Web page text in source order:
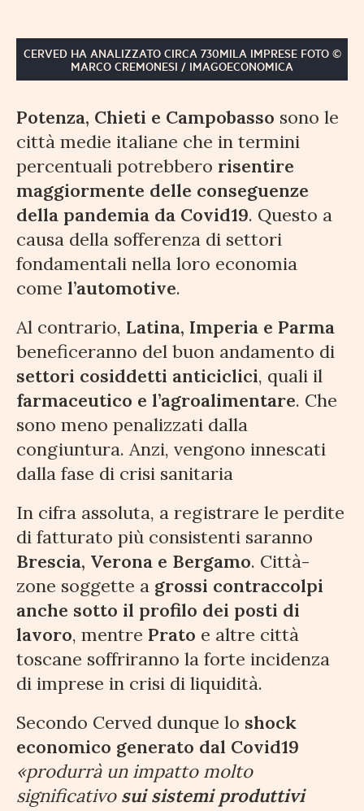
CERVED HA ANALIZZATO CIRCA 730MILA IMPRESE FOTO ©
MARCO CREMONESI / IMAGOECONOMICA
Potenza, Chieti e Campobasso sono le
città medie italiane che in termini
percentuali potrebbero risentire
maggiormente delle conseguenze
della pandemia da Covid19. Questo a
causa della sofferenza di settori
fondamentali nella loro economia
come l’automotive.
Al contrario, Latina, Imperia e Parma
beneficeranno del buon andamento di
settori cosiddetti anticiclici, quali il
farmaceutico e l’agroalimentare. Che
sono meno penalizzati dalla
congiuntura. Anzi, vengono innescati
dalla fase di crisi sanitaria
In cifra assoluta, a registrare le perdite
di fatturato più consistenti saranno
Brescia, Verona e Bergamo. Città-
zone soggette a grossi contraccolpi
anche sotto il profilo dei posti di
lavoro, mentre Prato e altre città
toscane soffriranno la forte incidenza
di imprese in crisi di liquidità.
Secondo Cerved dunque lo shock
economico generato dal Covid19
«produrrà un impatto molto
significativo sui sistemi produttivi